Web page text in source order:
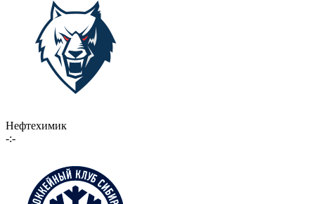
Нефтехимик
-:-